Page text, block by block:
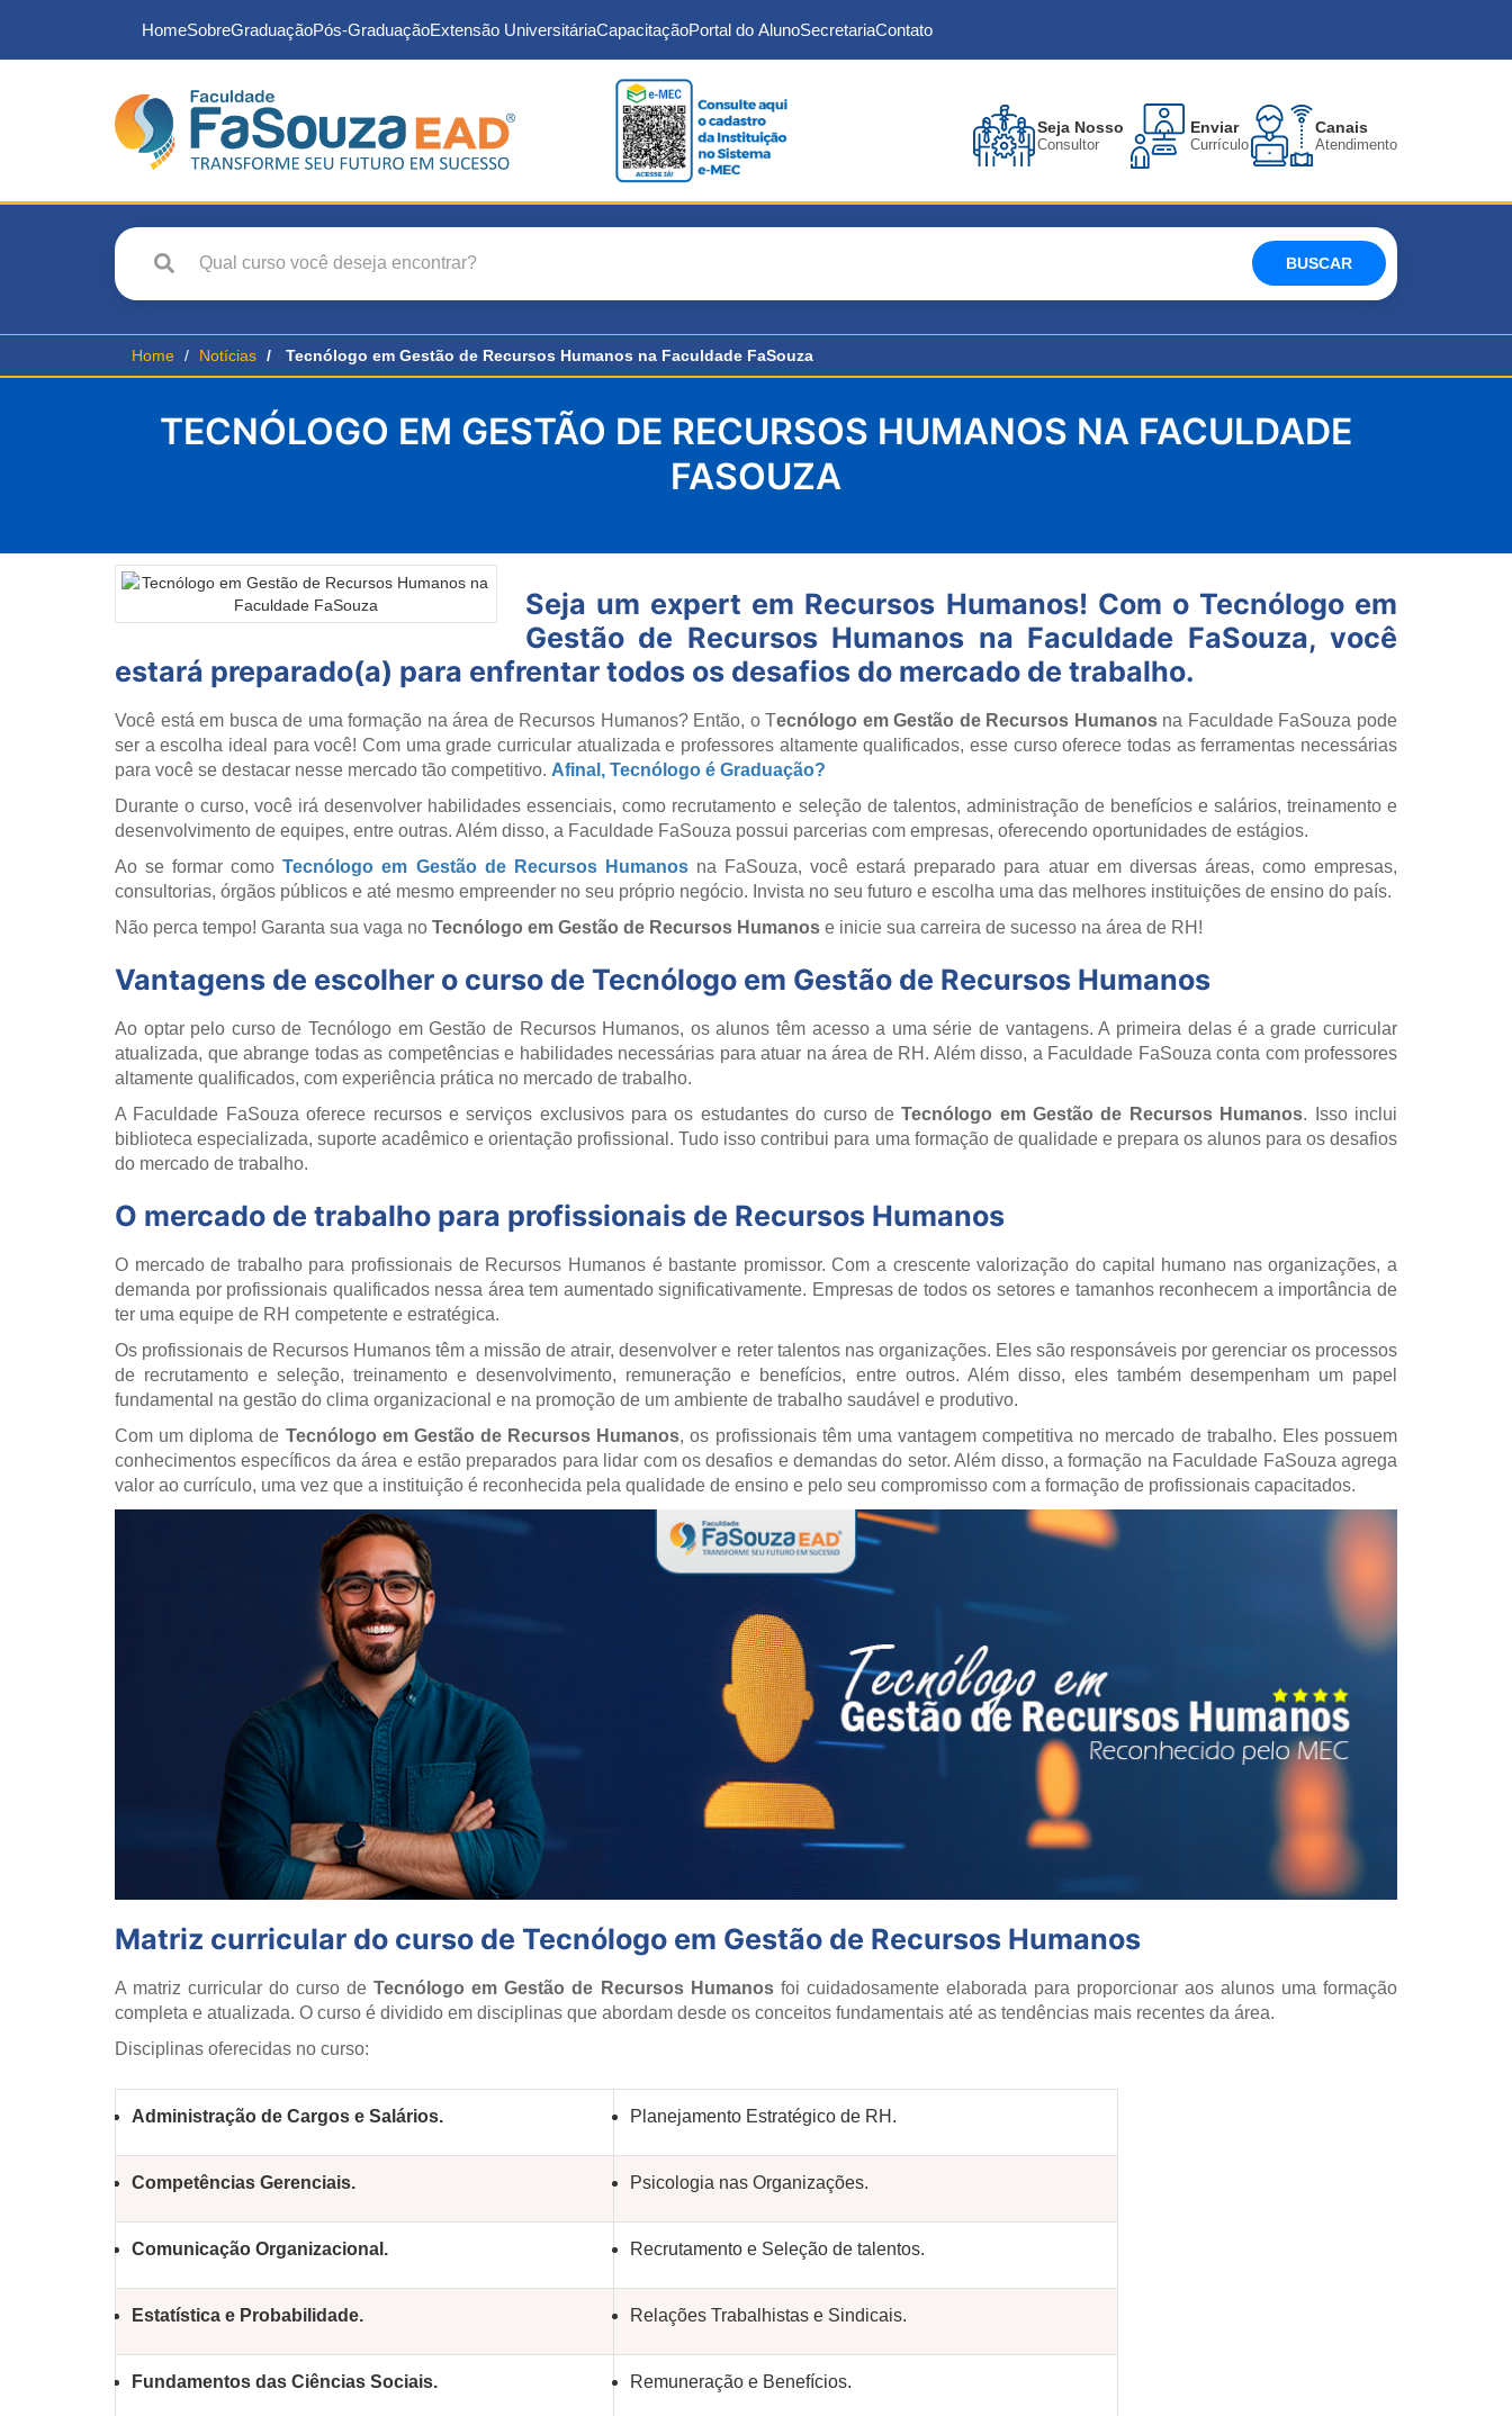
HomeSobreGraduaçãoPós-GraduaçãoExtensão UniversitáriaCapacitaçãoPortal do AlunoSecretariaContato
Seja Nosso
Consultor
Enviar
Currículo
Canais
Atendimento
BUSCAR
Home Notícias Tecnólogo em Gestão de Recursos Humanos na Faculdade FaSouza
TECNÓLOGO EM GESTÃO DE RECURSOS HUMANOS NA FACULDADE
FASOUZA
Seja um expert em Recursos Humanos! Com o Tecnólogo em
Gestão de Recursos Humanos na Faculdade FaSouza, você
estará preparado(a) para enfrentar todos os desafios do mercado de trabalho.
Você está em busca de uma formação na área de Recursos Humanos? Então, o Tecnólogo em Gestão de Recursos Humanosna Faculdade FaSouza pode
ser a escolha ideal para você! Com uma grade curricular atualizada e professores altamente qualificados, esse curso oferece todas as ferramentas necessárias
para você se destacar nesse mercado tão competitivo. Afinal, Tecnólogo é Graduação?
Durante o curso, você irá desenvolver habilidades essenciais, como recrutamento e seleção de talentos, administração de benefícios e salários, treinamento e
desenvolvimento de equipes, entre outras. Além disso, a Faculdade FaSouza possui parcerias com empresas, oferecendo oportunidades de estágios.
Ao se formar comoTecnólogo em Gestão de Recursos Humanosna FaSouza, você estará preparado para atuar em diversas áreas, como empresas,
consultorias, órgãos públicos e até mesmo empreender no seu próprio negócio. Invista no seu futuro e escolha uma das melhores instituições de ensino do país.
Não perca tempo! Garanta sua vaga no Tecnólogo em Gestão de Recursos Humanos e inicie sua carreira de sucesso na área de RH!
Vantagens de escolher o curso de Tecnólogo em Gestão de Recursos Humanos
Ao optar pelo curso de Tecnólogo em Gestão de Recursos Humanos, os alunos têm acesso a uma série de vantagens. A primeira delas é a grade curricular
atualizada, que abrange todas as competências e habilidades necessárias para atuar na área de RH. Além disso, a Faculdade FaSouza conta com professores
altamente qualificados, com experiência prática no mercado de trabalho.
A Faculdade FaSouza oferece recursos e serviços exclusivos para os estudantes do curso deTecnólogo em Gestão de Recursos Humanos. Isso inclui
biblioteca especializada, suporte acadêmico e orientação profissional. Tudo isso contribui para uma formação de qualidade e prepara os alunos para os desafios
do mercado de trabalho.
O mercado de trabalho para profissionais de Recursos Humanos
O mercado de trabalho para profissionais de Recursos Humanos é bastante promissor. Com a crescente valorização do capital humano nas organizações, a
demanda por profissionais qualificados nessa área tem aumentado significativamente. Empresas de todos os setores e tamanhos reconhecem a importância de
ter uma equipe de RH competente e estratégica.
Os profissionais de Recursos Humanos têm a missão de atrair, desenvolver e reter talentos nas organizações. Eles são responsáveis por gerenciar os processos
de recrutamento e seleção, treinamento e desenvolvimento, remuneração e benefícios, entre outros. Além disso, eles também desempenham um papel
fundamental na gestão do clima organizacional e na promoção de um ambiente de trabalho saudável e produtivo.
Com um diploma de Tecnólogo em Gestão de Recursos Humanos, os profissionais têm uma vantagem competitiva no mercado de trabalho. Eles possuem
conhecimentos específicos da área e estão preparados para lidar com os desafios e demandas do setor. Além disso, a formação na Faculdade FaSouza agrega
valor ao currículo, uma vez que a instituição é reconhecida pela qualidade de ensino e pelo seu compromisso com a formação de profissionais capacitados.
Matriz curricular do curso de Tecnólogo em Gestão de Recursos Humanos
A matriz curricular do curso deTecnólogo em Gestão de Recursos Humanosfoi cuidadosamente elaborada para proporcionar aos alunos uma formação
completa e atualizada. O curso é dividido em disciplinas que abordam desde os conceitos fundamentais até as tendências mais recentes da área.
Disciplinas oferecidas no curso:
Administração de Cargos e Salários. Planejamento Estratégico de RH.
Competências Gerenciais. Psicologia nas Organizações.
Comunicação Organizacional. Recrutamento e Seleção de talentos.
Estatística e Probabilidade. Relações Trabalhistas e Sindicais.
Fundamentos das Ciências Sociais. Remuneração e Benefícios.